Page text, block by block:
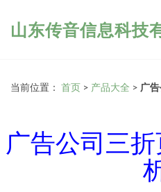
山东传音信息科技
当前位置： 首页 > 产品大全 > 广
广告公司三